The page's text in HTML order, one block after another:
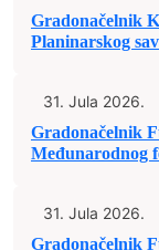
Gradonačelnik
Planinarskog
31. Jula 2026.
Gradonačelnik
Međunarodnog
31. Jula 2026.
Gradonačelnik